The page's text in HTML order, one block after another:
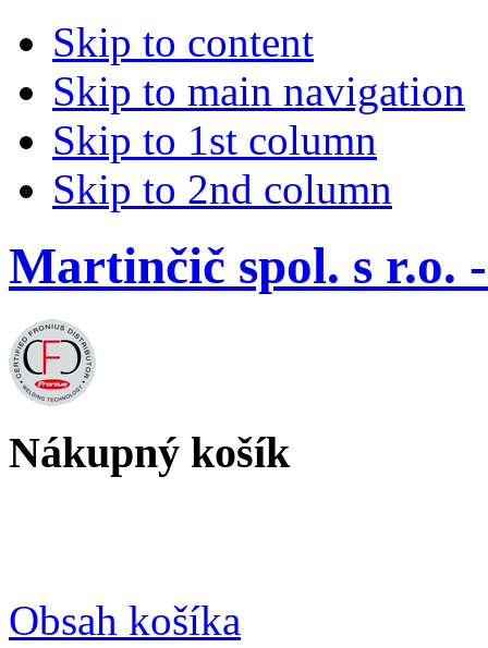
Skip to content
Skip to main navigation
Skip to 1st column
Skip to 2nd column
Martinčič spol. s r.o.
Nákupný košík
Obsah košíka